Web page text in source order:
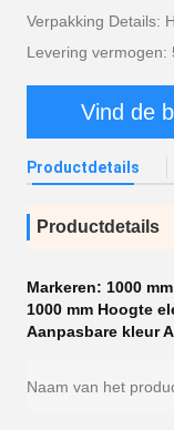
Verpakking Details:
Levering vermogen:
Vind de
Productdetails
Productdetails
Markeren: 1000
1000 mm Hoogte
Aanpasbare kleur
Naam van het